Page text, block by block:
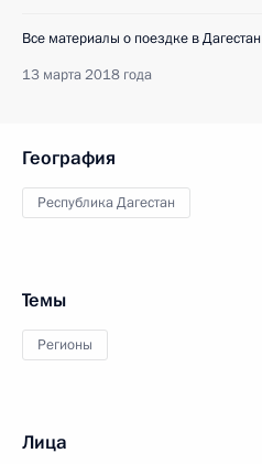
Все материалы о поездке в Дагестан
13 марта 2018 года
География
Республика Дагестан
Темы
Регионы
Лица